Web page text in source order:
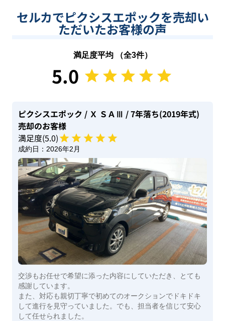
セルカでピクシスエポックを売却い
ただいたお客様の声
満足度平均 （全3件）
5.0
ピクシスエポック / Ｘ ＳＡⅢ / 7年落ち(2019年式)
売却のお客様
満足度(5.0)
成約日： 2026年2月
交渉もお任せで希望に添った内容にしていただき、とても
感謝しています。
また、対応も親切丁寧で初めてのオークションでドキドキ
して進行を見守っていました。でも、担当者を信じて安心
して任せられました。